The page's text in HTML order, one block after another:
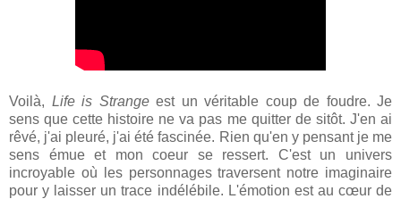
Voilà, Life is Strangeest un véritable coup de foudre. Je
sens que cette histoire ne va pas me quitter de sitôt. J'en ai
rêvé, j'ai pleuré, j'ai été fascinée. Rien qu'en y pensant je me
sens émue et mon coeur se ressert. C'est un univers
incroyable où les personnages traversent notre imaginaire
pour y laisser un trace indélébile. L'émotion est au cœur de